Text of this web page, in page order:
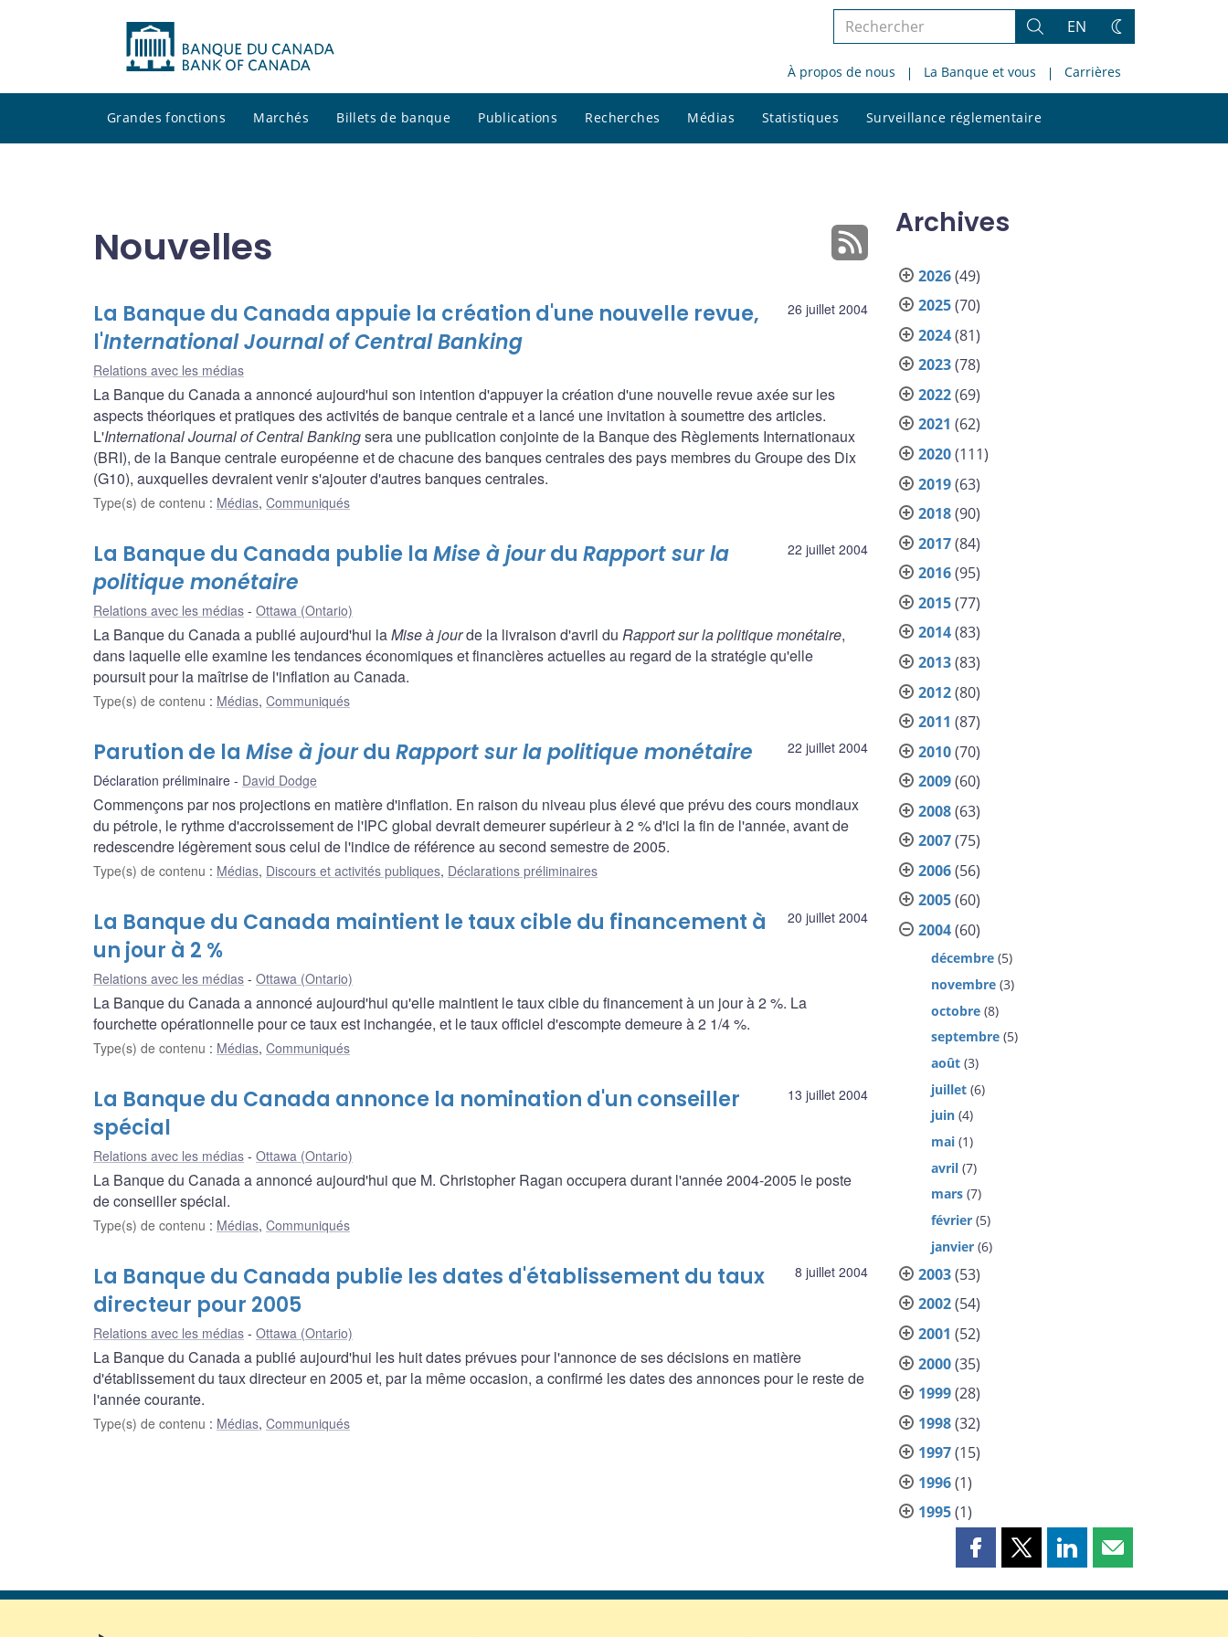
Rechercher
le
site
Rechercher
EN
Changez
thème
À propos de nous La Banque et vous Carrières
Grandes fonctions Marchés Billets de banque Publications Recherches Médias Statistiques Surveillance réglementaire
le
Nouvelles
26 juillet 2004
La Banque du Canada appuie la création d'une nouvelle revue,
l'International Journal of Central Banking
Relations avec les médias
La Banque du Canada a annoncé aujourd'hui son intention d'appuyer la création d'une nouvelle revue axée sur les
aspects théoriques et pratiques des activités de banque centrale et a lancé une invitation à soumettre des articles.
L'International Journal of Central Bankingsera une publication conjointe de la Banque des Règlements Internationaux
(BRI), de la Banque centrale européenne et de chacune des banques centrales des pays membres du Groupe des Dix
(G10), auxquelles devraient venir s'ajouter d'autres banques centrales.
Type(s) de contenu : Médias, Communiqués
22 juillet 2004
La Banque du Canada publie la Mise à jourdu Rapport sur la
politique monétaire
Relations avec les médias Ottawa (Ontario)
La Banque du Canada a publié aujourd'hui laMise à jourde la livraison d'avril du Rapport sur la politique monétaire,
dans laquelle elle examine les tendances économiques et financières actuelles au regard de la stratégie qu'elle
poursuit pour la maîtrise de l'inflation au Canada.
Type(s) de contenu : Médias, Communiqués
22 juillet 2004
Parution de la Mise à jourdu Rapport sur la politique monétaire
Déclaration préliminaire David Dodge
Commençons par nos projections en matière d'inflation. En raison du niveau plus élevé que prévu des cours mondiaux
du pétrole, le rythme d'accroissement de l'IPC global devrait demeurer supérieur à 2 % d'ici la fin de l'année, avant de
redescendre légèrement sous celui de l'indice de référence au second semestre de 2005.
Type(s) de contenu : Médias, Discours et activités publiques, Déclarations préliminaires
20 juillet 2004
La Banque du Canada maintient le taux cible du financement à
un jour à 2 %
Relations avec les médias Ottawa (Ontario)
La Banque du Canada a annoncé aujourd'hui qu'elle maintient le taux cible du financement à un jour à 2 %. La
fourchette opérationnelle pour ce taux est inchangée, et le taux officiel d'escompte demeure à 2 1/4 %.
Type(s) de contenu : Médias, Communiqués
13 juillet 2004
La Banque du Canada annonce la nomination d'un conseiller
spécial
Relations avec les médias Ottawa (Ontario)
La Banque du Canada a annoncé aujourd'hui que M. Christopher Ragan occupera durant l'année 2004-2005 le poste
de conseiller spécial.
Type(s) de contenu : Médias, Communiqués
8 juillet 2004
La Banque du Canada publie les dates d'établissement du taux
directeur pour 2005
Relations avec les médias Ottawa (Ontario)
La Banque du Canada a publié aujourd'hui les huit dates prévues pour l'annonce de ses décisions en matière
d'établissement du taux directeur en 2005 et, par la même occasion, a confirmé les dates des annonces pour le reste de
l'année courante.
Type(s) de contenu : Médias, Communiqués
Archives
2026(49)
2025(70)
2024(81)
2023(78)
2022(69)
2021 (62)
2020(111)
2019(63)
2018(90)
2017(84)
2016(95)
2015(77)
2014(83)
2013(83)
2012(80)
2011 (87)
2010(70)
2009(60)
2008(63)
2007(75)
2006(56)
2005(60)
2004(60)
décembre (5)
novembre (3)
octobre (8)
septembre (5)
août (3)
juillet (6)
juin (4)
mai (1)
avril (7)
mars (7)
février (5)
janvier (6)
2003(53)
2002(54)
2001 (52)
2000(35)
1999(28)
1998(32)
1997(15)
1996(1)
1995(1)
Partager
page
Partager
page
Partager
page
Partager
page